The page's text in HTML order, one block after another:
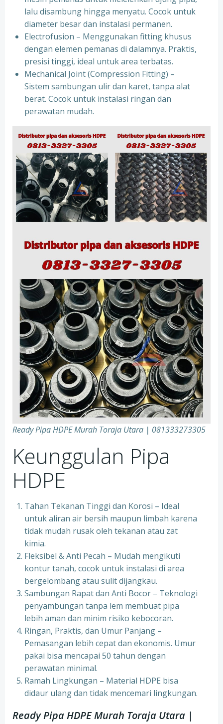
lalu disambung hingga menyatu. Cocok untuk
diameter besar dan instalasi permanen.
Electrofusion – Menggunakan fitting khusus
dengan elemen pemanas di dalamnya. Praktis,
presisi tinggi, ideal untuk area terbatas.
Mechanical Joint (Compression Fitting) –
Sistem sambungan ulir dan karet, tanpa alat
berat. Cocok untuk instalasi ringan dan
perawatan mudah.
Ready Pipa HDPE Murah Toraja Utara | 081333273305
Keunggulan Pipa
HDPE
Tahan Tekanan Tinggi dan Korosi – Ideal
untuk aliran air bersih maupun limbah karena
tidak mudah rusak oleh tekanan atau zat
kimia.
Fleksibel & Anti Pecah – Mudah mengikuti
kontur tanah, cocok untuk instalasi di area
bergelombang atau sulit dijangkau.
Sambungan Rapat dan Anti Bocor – Teknologi
penyambungan tanpa lem membuat pipa
lebih aman dan minim risiko kebocoran.
Ringan, Praktis, dan Umur Panjang –
Pemasangan lebih cepat dan ekonomis. Umur
pakai bisa mencapai 50 tahun dengan
perawatan minimal.
Ramah Lingkungan – Material HDPE bisa
didaur ulang dan tidak mencemari lingkungan.
Ready Pipa HDPE Murah Toraja Utara |